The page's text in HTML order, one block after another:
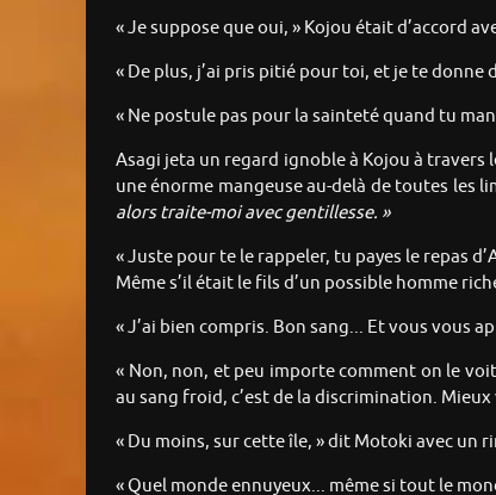
« Je suppose que oui, » Kojou était d’accord
« De plus, j’ai pris pitié pour toi, et je te donne
« Ne postule pas pour la sainteté quand tu
Asagi jeta un regard ignoble à Kojou à travers
une énorme mangeuse au-delà de toutes les
alors traite-moi avec gentillesse. »
« Juste pour te le rappeler, tu payes le repas
Même s’il était le fils d’un possible homme
« J’ai bien compris. Bon sang... Et vous vous
« Non, non, et peu importe comment on le
au sang froid, c’est de la discrimination.
« Du moins, sur cette île, » dit Motoki avec un
« Quel monde ennuyeux... même si tout le